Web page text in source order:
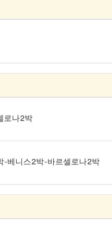
로나 2박
- 베니스 2박 - 바르셀로나 2박